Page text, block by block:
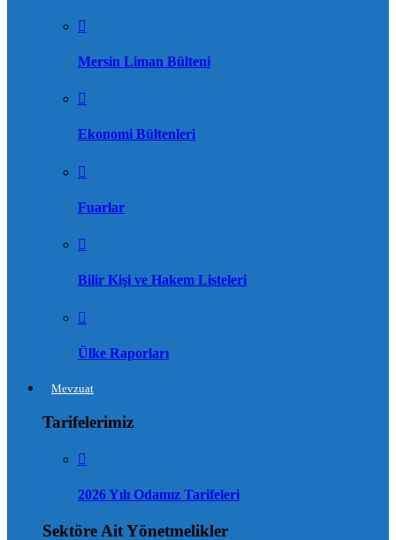
Mersin Liman Bülteni
Ekonomi Bültenleri
Fuarlar
Bilir Kişi ve Hakem Listeleri
Ülke Raporları
Mevzuat
Tarifelerimiz
2026 Yılı Odamız Tarifeleri
Sektöre Ait Yönetmelikler